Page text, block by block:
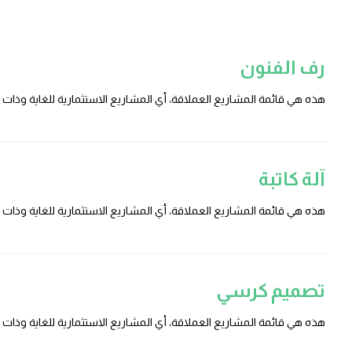
رف الفنون
هذه هي قائمة المشاريع العملاقة، أي المشاريع الاستثمارية للغاية وذات
آلة كاتبة
هذه هي قائمة المشاريع العملاقة، أي المشاريع الاستثمارية للغاية وذات
تصميم كرسي
هذه هي قائمة المشاريع العملاقة، أي المشاريع الاستثمارية للغاية وذات